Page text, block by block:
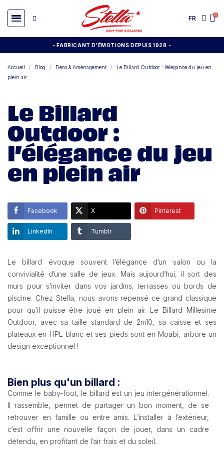
FR
- FABRICANT D'ÉMOTIONS DEPUIS 1928 -
Accueil Blog Déco & Aménagement
Le Billard Outdoor : l’élégance du jeu en
plein air
Le Billard
Outdoor :
l’élégance du jeu
en plein air
Facebook X Pinterest
LinkedIn Tumblr
Le billard évoque souvent l’élégance d’un salon ou la
convivialité d’une salle de jeux. Mais aujourd’hui, il sort des
murs pour s’inviter dans vos jardins, terrasses ou bords de
piscine. Chez Stella, nous avons repensé ce grand classique
pour qu’il puisse être joué en plein air. Le Billard Millesime
Outdoor, avec sa taille standard de 2m10, sa caisse et ses
plateaux en HPL blanc et ses pieds sont en Moabi, arbore un
design exceptionnel !
Bien plus qu'un billard :
Comme le baby-foot, le billard est un jeu intergénérationnel.
Il rassemble, permet de partager un bon moment, de se
retrouver en famille ou entre amis. L’installer à l’extérieur,
c’est offrir une nouvelle façon de jouer, dans un cadre
détendu, en profitant de l’air frais et du soleil.